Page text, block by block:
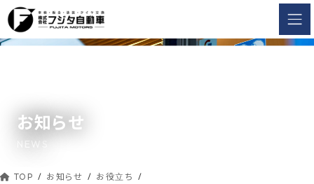
コ
ン
テ
ナ
ビ
ゲ
お知らせ
NEWS
TOP お知らせ
お役立ち